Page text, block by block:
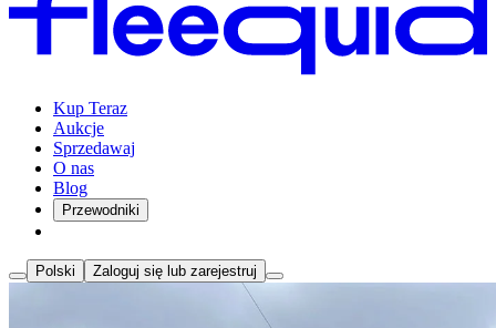
Kup Teraz
Aukcje
Sprzedawaj
O nas
Blog
Przewodniki
Polski Zaloguj się lub zarejestruj